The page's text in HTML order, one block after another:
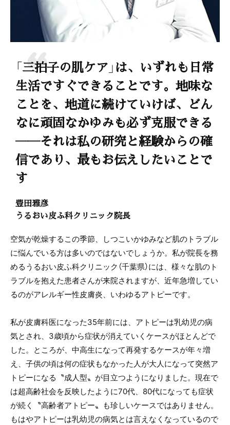
「三拍子の肌ケア」は、いずれも日常
生活ですぐできることです。地味な
ことを、地道に続けていけば、どん
なに頑固なかゆみも必ず克服できる
――それは私の研究と経験からの確
信であり、最もお伝えしたいことで
す
豊田雅彦
うるおい皮ふ科クリニック院長
空気が乾燥するこの季節、しつこいかゆみなど肌のトラブル
に悩んでいる方は多いのではないでしょうか。私が院長を務
めるうるおい皮ふ科クリニック（千葉県）には、様々な肌のト
ラブルを抱えた患者さんが来院されますが、近年急増してい
るのがアレルギー性皮膚炎、いわゆるアトピーです。
私が皮膚科医になった35年前には、アトピーは乳幼児の病
気とされ、3歳頃から症状が消えていくケースがほとんどで
した。ところが、中高生になって再発するケースが年々増
え、子供の頃は何の症状もなかった人が大人になって突然ア
トピーになる〝成人型〟が目立つようになりました。現在で
は超高齢社会を反映したように70代、80代になっても症状
が続く〝高齢者アトピー〟も珍しいケースではありません。
もはやアトピーは乳幼児の病気とは言えなくなっているので